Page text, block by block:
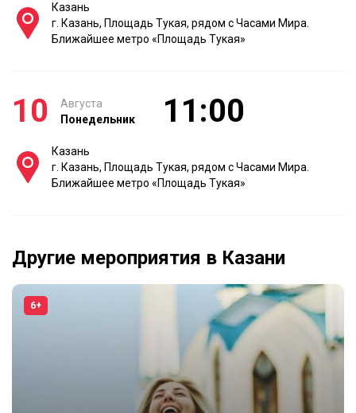
Казань
г. Казань, Площадь Тукая, рядом с Часами Мира.
Ближайшее метро «Площадь Тукая»
10
Августа
Понедельник
11:00
Казань
г. Казань, Площадь Тукая, рядом с Часами Мира.
Ближайшее метро «Площадь Тукая»
Другие мероприятия в Казани
6+